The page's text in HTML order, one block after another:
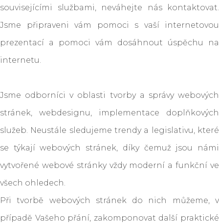
souvisejícími službami, neváhejte nás kontaktovat.
Jsme připraveni vám pomoci s vaší internetovou
prezentací a pomoci vám dosáhnout úspěchu na
internetu.
Jsme odborníci v oblasti tvorby a správy webových
stránek, webdesignu, implementace doplňkových
služeb. Neustále sledujeme trendy a legislativu, které
se týkají webových stránek, díky čemuž jsou námi
vytvořené webové stránky vždy moderní a funkční ve
všech ohledech.
Při tvorbě webových stránek do nich můžeme, v
případě Vašeho přání, zakomponovat další praktické